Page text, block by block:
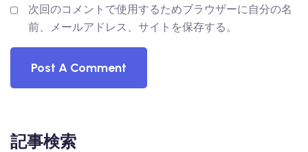
次回のコメントで使用するためブラウザーに自分の名
前、メールアドレス、サイトを保存する。
記事検索